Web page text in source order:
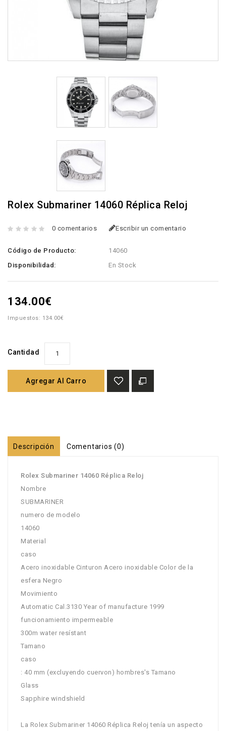
Rolex Submariner 14060 Réplica Reloj
0 comentarios Escribir un comentario
Código de Producto:
14060
Disponibilidad:
En Stock
134.00€
Impuestos: 134.00€
Cantidad
Agregar Al Carro
Descripción Comentarios (0)
Rolex Submariner 14060 Réplica Reloj
Nombre
SUBMARINER
numero de modelo
14060
Material
caso
Acero inoxidable Cinturon Acero inoxidable Color de la
esfera Negro
Movimiento
Automatic Cal.3130 Year of manufacture 1999
funcionamiento impermeable
300m water resístant
Tamano
caso
: 40 mm (excluyendo cuervon) hombres's Tamano
Glass
Sapphire windshield
La Rolex Submariner 14060 Réplica Reloj tenía un aspecto